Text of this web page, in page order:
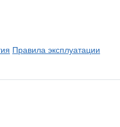
Правила эксплуатации